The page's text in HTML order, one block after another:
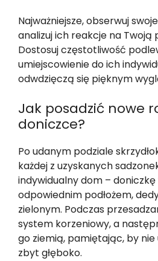
Najważniejsze, obserwuj
analizuj ich reakcje na Twoją
Dostosuj częstotliwość
umiejscowienie do ich
odwdzięczą się pięknym
Jak posadzić nowe
doniczce?
Po udanym podziale
każdej z uzyskanych
indywidualny dom – doniczkę
odpowiednim podłożem,
zielonym. Podczas
system korzeniowy, a
go ziemią, pamiętając, by
zbyt głęboko.